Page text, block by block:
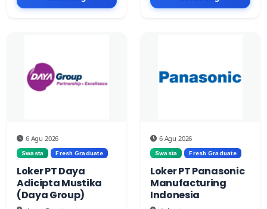
6 Agu 2026
Swasta Fresh Graduate
Loker PT Daya
Adicipta Mustika
(Daya Group)
6 Agu 2026
Swasta Fresh Graduate
Loker PT Panasonic
Manufacturing
Indonesia